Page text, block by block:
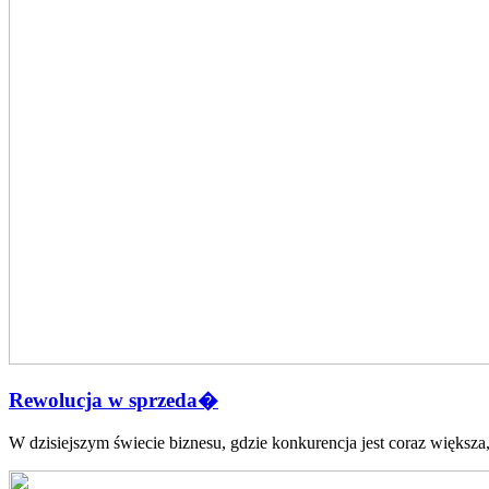
Rewolucja w sprzeda�
W⁣ dzisiejszym świecie biznesu, ‍gdzie konkurencja‍ jest coraz